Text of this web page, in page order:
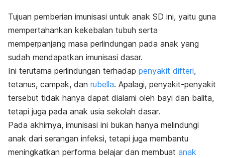
Tujuan pemberian imunisasi untuk anak SD ini, yaitu guna
mempertahankan kekebalan tubuh serta
memperpanjang masa perlindungan pada anak yang
sudah mendapatkan imunisasi dasar.
Ini terutama perlindungan terhadap penyakit difteri,
tetanus, campak, dan rubella. Apalagi, penyakit-penyakit
tersebut tidak hanya dapat dialami oleh bayi dan balita,
tetapi juga pada anak usia sekolah dasar.
Pada akhirnya, imunisasi ini bukan hanya melindungi
anak dari serangan infeksi, tetapi juga membantu
meningkatkan performa belajar dan membuat anak